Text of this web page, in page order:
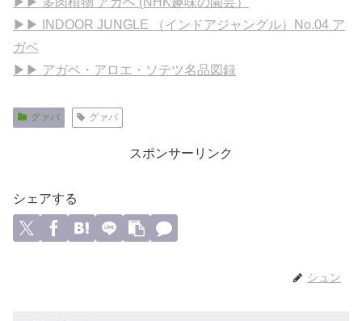
▶▶ INDOOR JUNGLE （インドアジャングル）No.04 ア
ガベ
▶▶ アガベ・アロエ・ソテツ名品図録
グァバ グァバ
スポンサーリンク
シェアする
シュン